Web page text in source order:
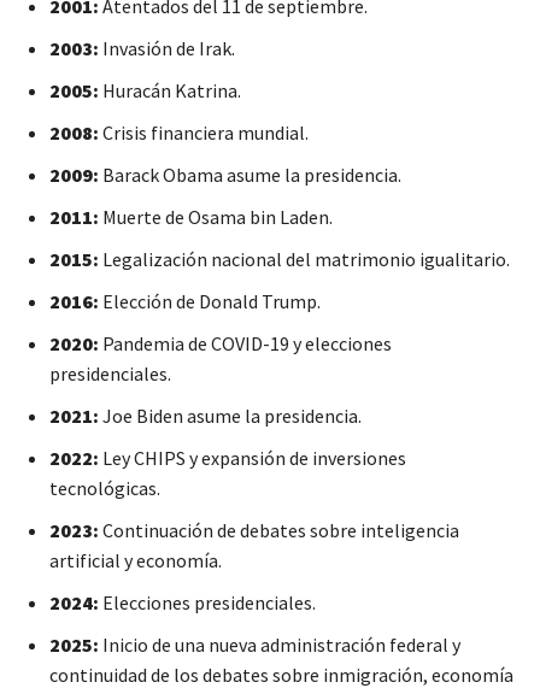
2001: Atentados del 11 de septiembre.
2003: Invasión de Irak.
2005: Huracán Katrina.
2008: Crisis financiera mundial.
2009: Barack Obama asume la presidencia.
2011: Muerte de Osama bin Laden.
2015: Legalización nacional del matrimonio igualitario.
2016: Elección de Donald Trump.
2020: Pandemia de COVID-19 y elecciones
presidenciales.
2021: Joe Biden asume la presidencia.
2022: Ley CHIPS y expansión de inversiones
tecnológicas.
2023: Continuación de debates sobre inteligencia
artificial y economía.
2024: Elecciones presidenciales.
2025: Inicio de una nueva administración federal y
continuidad de los debates sobre inmigración, economía